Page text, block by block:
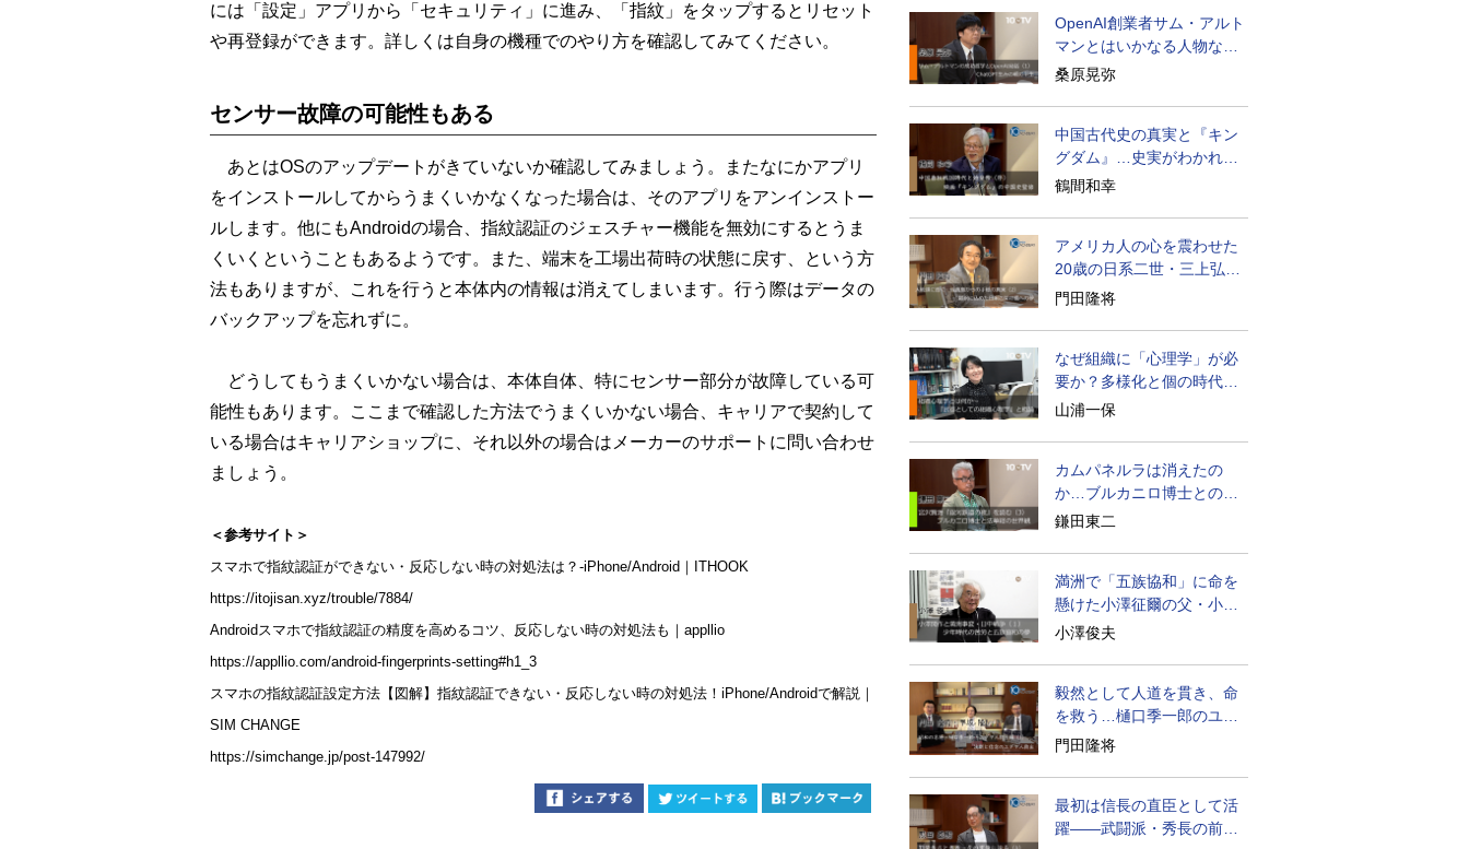
には「設定」アプリから「セキュリティ」に進み、「指紋」をタップするとリセット
や再登録ができます。詳しくは自身の機種でのやり方を確認してみてください。
センサー故障の可能性もある
あとはOSのアップデートがきていないか確認してみましょう。またなにかアプリ
をインストールしてからうまくいかなくなった場合は、そのアプリをアンインストー
ルします。他にもAndroidの場合、指紋認証のジェスチャー機能を無効にするとうま
くいくということもあるようです。また、端末を工場出荷時の状態に戻す、という方
法もありますが、これを行うと本体内の情報は消えてしまいます。行う際はデータの
バックアップを忘れずに。
どうしてもうまくいかない場合は、本体自体、特にセンサー部分が故障している可
能性もあります。ここまで確認した方法でうまくいかない場合、キャリアで契約して
いる場合はキャリアショップに、それ以外の場合はメーカーのサポートに問い合わせ
ましょう。
＜参考サイト＞
スマホで指紋認証ができない・反応しない時の対処法は？‐iPhone/Android｜ITHOOK
https://itojisan.xyz/trouble/7884/
Androidスマホで指紋認証の精度を高めるコツ、反応しない時の対処法も｜appllio
https://appllio.com/android-fingerprints-setting#h1_3
スマホの指紋認証設定方法【図解】指紋認証できない・反応しない時の対処法！iPhone/Androidで解説｜
SIM CHANGE
https://simchange.jp/post-147992/
OpenAI創業者サム・アルト
マンとはいかなる人物なの
か
桑原晃弥
中国古代史の真実と『キン
グダム』…史実がわかれば
物語はもっと面白い
鶴間和幸
アメリカ人の心を震わせた
20歳の日系二世・三上弘文
の翻訳
門田隆将
なぜ組織に「心理学」が必
要か？多様化と個の時代の
処方箋
山浦一保
カムパネルラは消えたの
か…ブルカニロ博士との対
話の意味
鎌田東二
満洲で「五族協和」に命を
懸けた小澤征爾の父・小澤
開作
小澤俊夫
毅然として人道を貫き、命
を救う…樋口季一郎のユダ
ヤ人救出
門田隆将
最初は信長の直臣として活
躍――武闘派・秀長の前半